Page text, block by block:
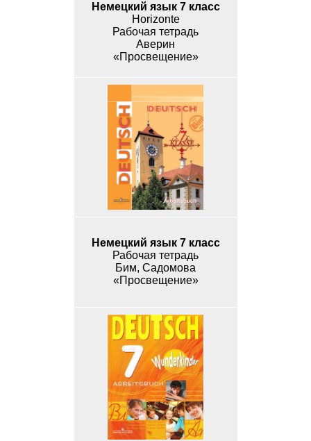
Немецкий язык 7 класс
Horizonte
Рабочая тетрадь
Аверин
«Просвещение»
Немецкий язык 7 класс
Рабочая тетрадь
Бим, Садомова
«Просвещение»